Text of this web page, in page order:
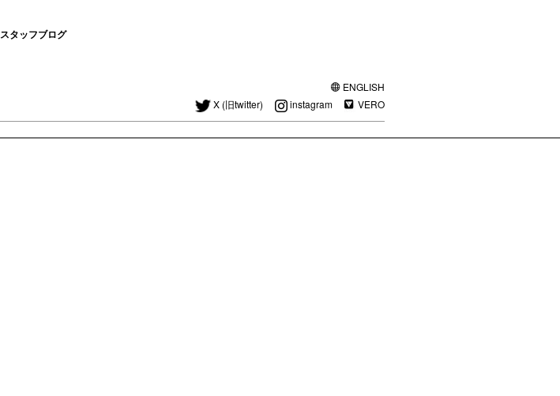
スタッフブログ
ENGLISH
X (旧twitter)
instagram VERO